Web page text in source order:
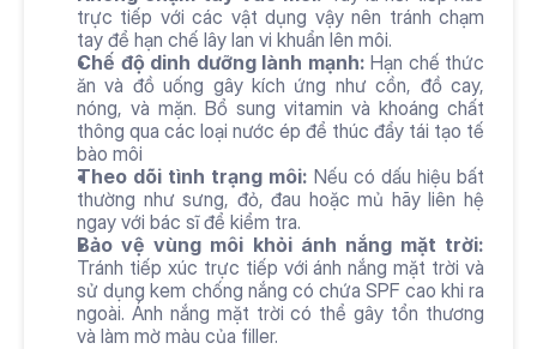
trực tiếp với các vật dụng vậy nên tránh chạm
tay để hạn chế lây lan vi khuẩn lên môi.
Chế độ dinh dưỡng lành mạnh: Hạn chế thức
ăn và đồ uống gây kích ứng như cồn, đồ cay,
nóng, và mặn. Bổ sung vitamin và khoáng chất
thông qua các loại nước ép để thúc đẩy tái tạo tế
bào môi
Theo dõi tình trạng môi: Nếu có dấu hiệu bất
thường như sưng, đỏ, đau hoặc mủ hãy liên hệ
ngay với bác sĩ để kiểm tra.
Bảo vệ vùng môi khỏi ánh nắng mặt trời:
Tránh tiếp xúc trực tiếp với ánh nắng mặt trời và
sử dụng kem chống nắng có chứa SPF cao khi ra
ngoài. Ánh nắng mặt trời có thể gây tổn thương
và làm mờ màu của filler.